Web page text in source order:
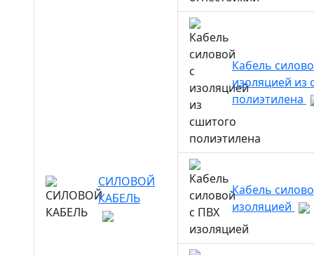
СИЛОВОЙ
КАБЕЛЬ
Кабель
изоляцией из
полиэтилена
Кабель
изоляцией